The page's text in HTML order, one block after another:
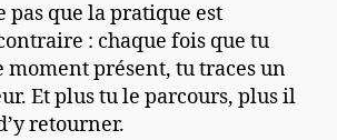
pas que la pratique est
: chaque fois que tu
moment présent, tu traces un
Et plus tu le parcours, plus il
retourner.